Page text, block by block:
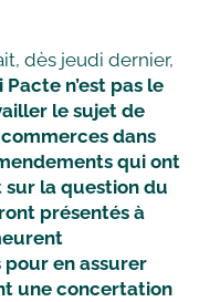
dès jeudi dernier,
Pacte n’est pas le
le sujet de
dans
qui ont
sur la question du
présentés à
en assurer
une concertation